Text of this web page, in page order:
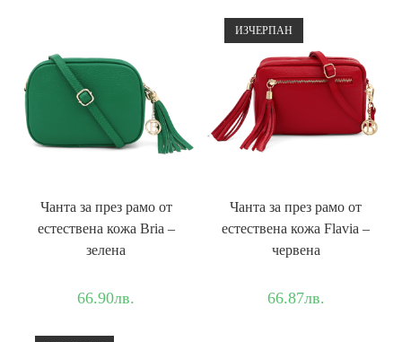
Чанта за през рамо от
естествена кожа Bria –
зелена
66.90лв.
ИЗЧЕРПАН
Чанта за през рамо от
естествена кожа Flavia –
червена
66.87лв.